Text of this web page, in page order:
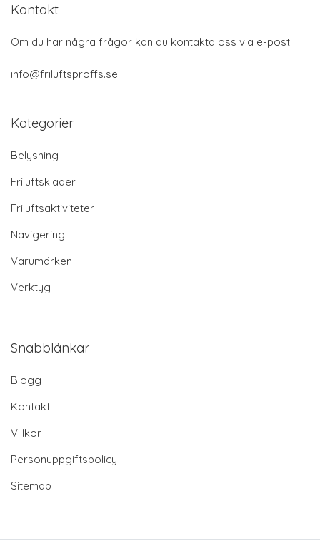
Kontakt
Om du har några frågor kan du kontakta oss via e-post:
info@friluftsproffs.se
Kategorier
Belysning
Friluftskläder
Friluftsaktiviteter
Navigering
Varumärken
Verktyg
Snabblänkar
Blogg
Kontakt
Villkor
Personuppgiftspolicy
Sitemap